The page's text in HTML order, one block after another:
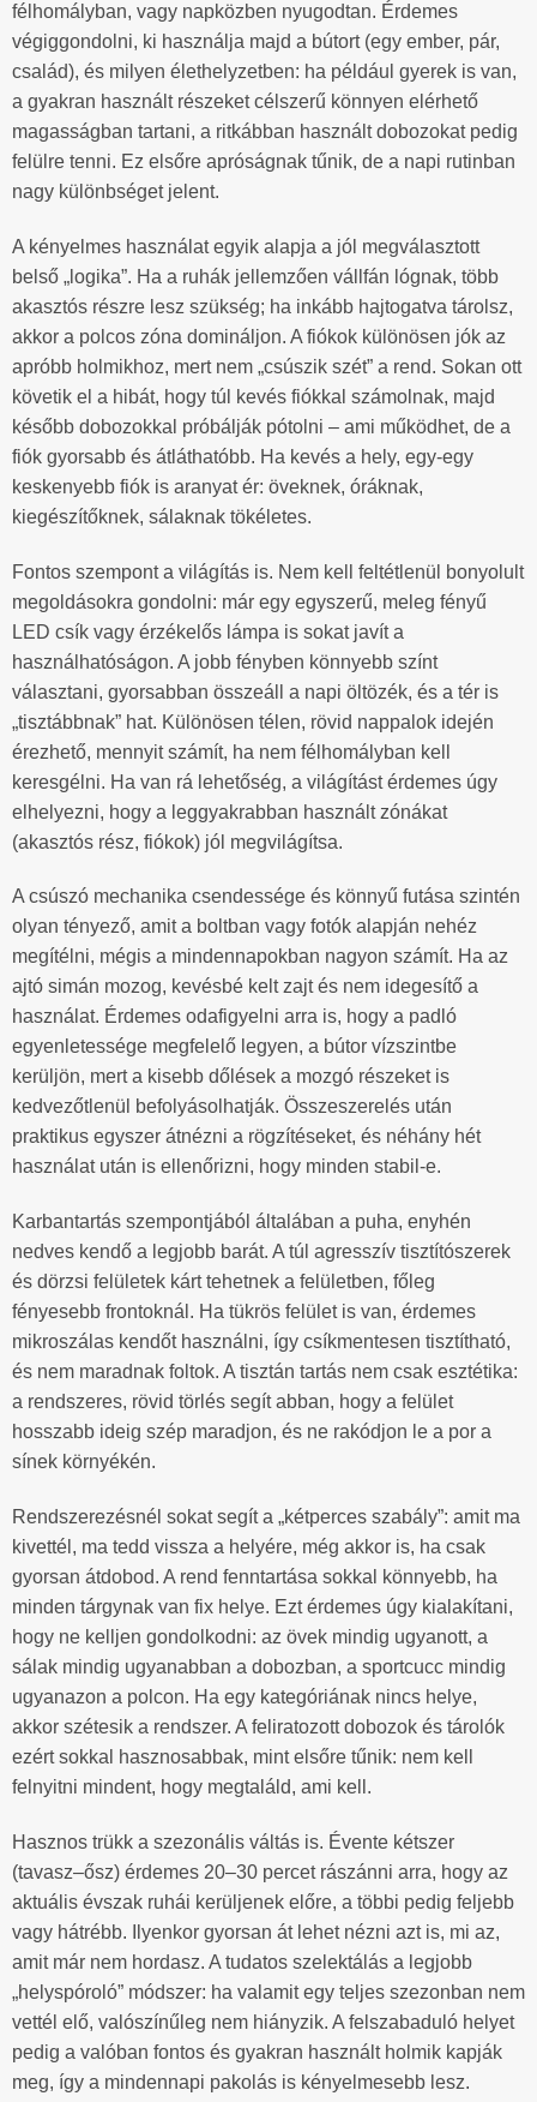
félhomályban, vagy napközben nyugodtan. Érdemes
végiggondolni, ki használja majd a bútort (egy ember, pár,
család), és milyen élethelyzetben: ha például gyerek is van,
a gyakran használt részeket célszerű könnyen elérhető
magasságban tartani, a ritkábban használt dobozokat pedig
felülre tenni. Ez elsőre apróságnak tűnik, de a napi rutinban
nagy különbséget jelent.
A kényelmes használat egyik alapja a jól megválasztott
belső „logika”. Ha a ruhák jellemzően vállfán lógnak, több
akasztós részre lesz szükség; ha inkább hajtogatva tárolsz,
akkor a polcos zóna domináljon. A fiókok különösen jók az
apróbb holmikhoz, mert nem „csúszik szét” a rend. Sokan ott
követik el a hibát, hogy túl kevés fiókkal számolnak, majd
később dobozokkal próbálják pótolni – ami működhet, de a
fiók gyorsabb és átláthatóbb. Ha kevés a hely, egy-egy
keskenyebb fiók is aranyat ér: öveknek, óráknak,
kiegészítőknek, sálaknak tökéletes.
Fontos szempont a világítás is. Nem kell feltétlenül bonyolult
megoldásokra gondolni: már egy egyszerű, meleg fényű
LED csík vagy érzékelős lámpa is sokat javít a
használhatóságon. A jobb fényben könnyebb színt
választani, gyorsabban összeáll a napi öltözék, és a tér is
„tisztábbnak” hat. Különösen télen, rövid nappalok idején
érezhető, mennyit számít, ha nem félhomályban kell
keresgélni. Ha van rá lehetőség, a világítást érdemes úgy
elhelyezni, hogy a leggyakrabban használt zónákat
(akasztós rész, fiókok) jól megvilágítsa.
A csúszó mechanika csendessége és könnyű futása szintén
olyan tényező, amit a boltban vagy fotók alapján nehéz
megítélni, mégis a mindennapokban nagyon számít. Ha az
ajtó simán mozog, kevésbé kelt zajt és nem idegesítő a
használat. Érdemes odafigyelni arra is, hogy a padló
egyenletessége megfelelő legyen, a bútor vízszintbe
kerüljön, mert a kisebb dőlések a mozgó részeket is
kedvezőtlenül befolyásolhatják. Összeszerelés után
praktikus egyszer átnézni a rögzítéseket, és néhány hét
használat után is ellenőrizni, hogy minden stabil-e.
Karbantartás szempontjából általában a puha, enyhén
nedves kendő a legjobb barát. A túl agresszív tisztítószerek
és dörzsi felületek kárt tehetnek a felületben, főleg
fényesebb frontoknál. Ha tükrös felület is van, érdemes
mikroszálas kendőt használni, így csíkmentesen tisztítható,
és nem maradnak foltok. A tisztán tartás nem csak esztétika:
a rendszeres, rövid törlés segít abban, hogy a felület
hosszabb ideig szép maradjon, és ne rakódjon le a por a
sínek környékén.
Rendszerezésnél sokat segít a „kétperces szabály”: amit ma
kivettél, ma tedd vissza a helyére, még akkor is, ha csak
gyorsan átdobod. A rend fenntartása sokkal könnyebb, ha
minden tárgynak van fix helye. Ezt érdemes úgy kialakítani,
hogy ne kelljen gondolkodni: az övek mindig ugyanott, a
sálak mindig ugyanabban a dobozban, a sportcucc mindig
ugyanazon a polcon. Ha egy kategóriának nincs helye,
akkor szétesik a rendszer. A feliratozott dobozok és tárolók
ezért sokkal hasznosabbak, mint elsőre tűnik: nem kell
felnyitni mindent, hogy megtaláld, ami kell.
Hasznos trükk a szezonális váltás is. Évente kétszer
(tavasz–ősz) érdemes 20–30 percet rászánni arra, hogy az
aktuális évszak ruhái kerüljenek előre, a többi pedig feljebb
vagy hátrébb. Ilyenkor gyorsan át lehet nézni azt is, mi az,
amit már nem hordasz. A tudatos szelektálás a legjobb
„helyspóroló” módszer: ha valamit egy teljes szezonban nem
vettél elő, valószínűleg nem hiányzik. A felszabaduló helyet
pedig a valóban fontos és gyakran használt holmik kapják
meg, így a mindennapi pakolás is kényelmesebb lesz.